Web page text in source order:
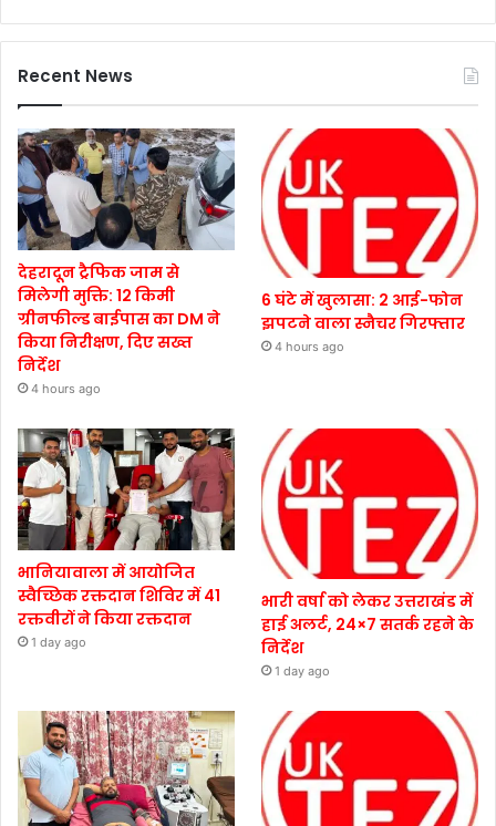
Recent News
देहरादून ट्रैफिक जाम से
मिलेगी मुक्ति: 12 किमी
ग्रीनफील्ड बाईपास का DM ने
किया निरीक्षण, दिए सख्त
निर्देश
4 hours ago
6 घंटे में खुलासा: 2 आई-फोन
झपटने वाला स्नैचर गिरफ्तार
4 hours ago
भानियावाला में आयोजित
स्वैच्छिक रक्तदान शिविर में 41
रक्तवीरों ने किया रक्तदान
1 day ago
भारी वर्षा को लेकर उत्तराखंड में
हाई अलर्ट, 24×7 सतर्क रहने के
निर्देश
1 day ago